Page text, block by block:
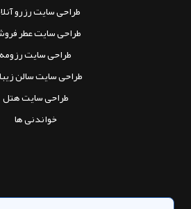
طراحی سایت رزرو
طراحی سایت عطر
طراحی سایت رزومه
طراحی سایت سالن
طراحی سایت هتل
خواندنی ها